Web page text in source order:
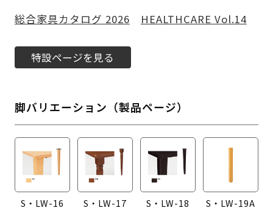
総合家具カタログ 2026 HEALTHCARE Vol.14
特設ページを見る
脚バリエーション（製品ページ）
S・LW-16 S・LW-17 S・LW-18 S・LW-19A